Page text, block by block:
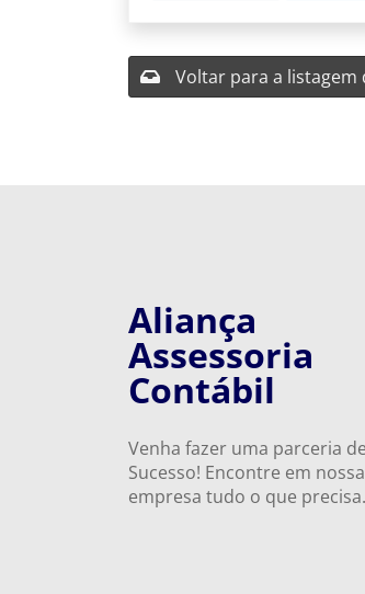
Voltar para a listagem
Aliança
Assessoria
Contábil
Venha fazer uma parceria de
Sucesso! Encontre em nossa
empresa tudo o que precisa.